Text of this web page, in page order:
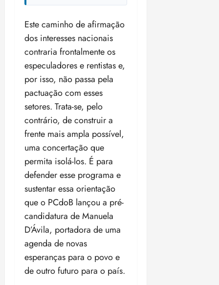
Este caminho de afirmação
dos interesses nacionais
contraria frontalmente os
especuladores e rentistas e,
por isso, não passa pela
pactuação com esses
setores. Trata-se, pelo
contrário, de construir a
frente mais ampla possível,
uma concertação que
permita isolá-los. É para
defender esse programa e
sustentar essa orientação
que o PCdoB lançou a pré-
candidatura de Manuela
D’Ávila, portadora de uma
agenda de novas
esperanças para o povo e
de outro futuro para o país.